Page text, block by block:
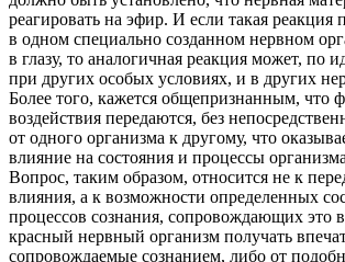
реагировать на эфир. И если такая реакция
в одном специально созданном нервном
в глазу, то аналогичная реакция может, по
при других особых условиях, и в других
Более того, кажется общепризнанным, что
воздействия передаются, без
от одного организма к другому, что
влияние на состояния и процессы
Вопрос, таким образом, относится не к
влияния, а к возможности определенных
процессов сознания, сопровождающих это
красный нервный организм получать
сопровождаемые сознанием, либо от